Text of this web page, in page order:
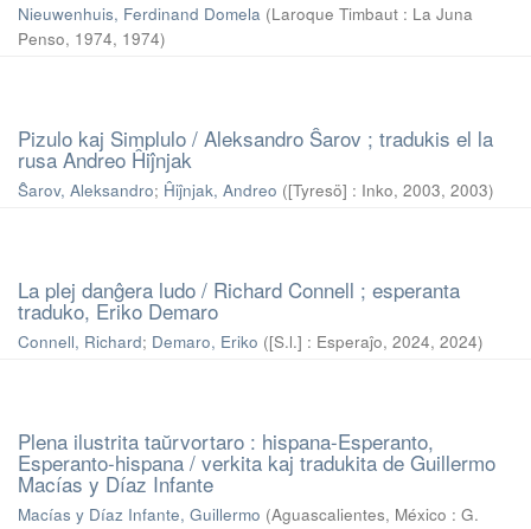
Nieuwenhuis, Ferdinand Domela (Laroque Timbaut : La Juna
Penso, 1974, 1974)
Pizulo kaj Simplulo / Aleksandro Ŝarov ; tradukis el la
rusa Andreo Ĥiĵnjak
Ŝarov, Aleksandro; Ĥiĵnjak, Andreo ([Tyresö] : Inko, 2003, 2003)
La plej danĝera ludo / Richard Connell ; esperanta
traduko, Eriko Demaro
Connell, Richard; Demaro, Eriko ([S.l.] : Esperaĵo, 2024, 2024)
Plena ilustrita taŭrvortaro : hispana-Esperanto,
Esperanto-hispana / verkita kaj tradukita de Guillermo
Macías y Díaz Infante
Macías y Díaz Infante, Guillermo (Aguascalientes, México : G.